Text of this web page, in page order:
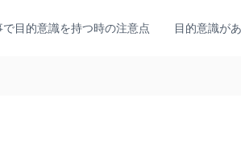
で目的意識を持つ時の注意点 目的意識が